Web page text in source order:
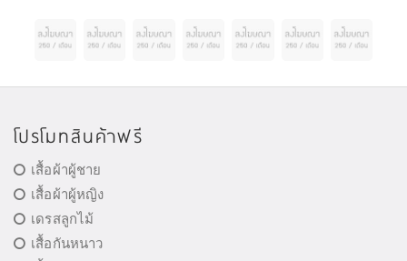
โปรโมทสินค้าฟรี
เสื้อผ้าผู้ชาย
เสื้อผ้าผู้หญิง
เดรสลูกไม้
เสื้อกันหนาว